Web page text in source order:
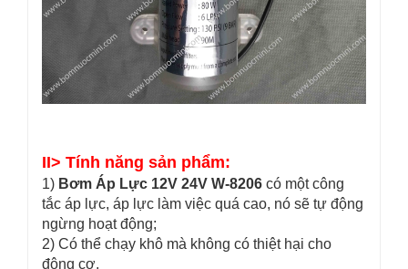
II> Tính năng sản phẩm:
1) Bơm Áp Lực 12V 24V W-8206 có một công
tắc áp lực, áp lực làm việc quá cao, nó sẽ tự động
ngừng hoạt động;
2) Có thể chạy khô mà không có thiệt hại cho
động cơ.